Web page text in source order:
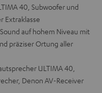
40, Subwoofer und
Extraklasse
auf hohem Niveau mit
präziser Ortung aller
ULTIMA 40,
Denon AV-Receiver